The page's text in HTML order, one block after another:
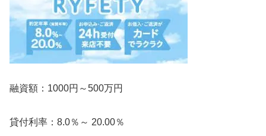
融資額：1000円～500万円
貸付利率：8.0％～ 20.00％